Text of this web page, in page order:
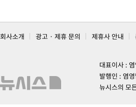
회사소개 광고 · 제휴 문의 제휴사 안내
대표이사 :
발행인 : 염
뉴시스의 모